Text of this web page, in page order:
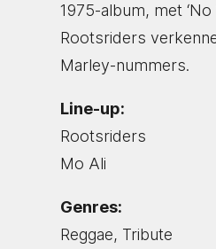
1975-album, met ‘No
Rootsriders
Marley-nummers.
Line-up:
Rootsriders
Mo Ali
Genres:
Reggae, Tribute